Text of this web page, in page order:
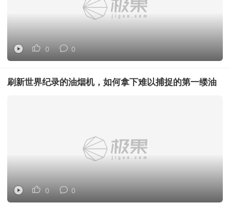
0 0
刷新世界纪录的油烟机，如何拿下难以捕捉的第一缕油
0 0